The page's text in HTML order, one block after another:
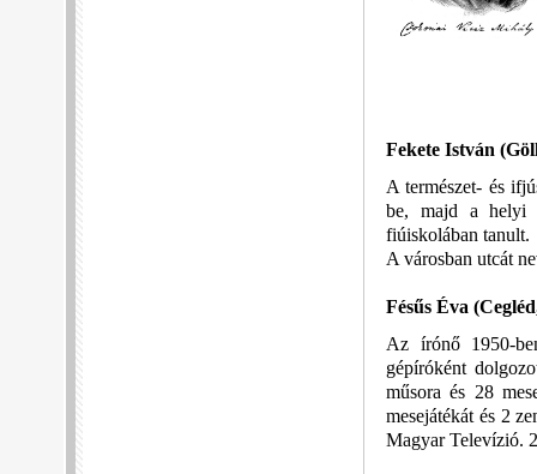
Fekete István
A természet- és
be, majd a helyi
fiúiskolában tanult.
A városban utcát
Fésűs Éva
Az írónő 1950-
gépíróként
műsora és 28
mesejátékát és 2
Magyar Televízió.